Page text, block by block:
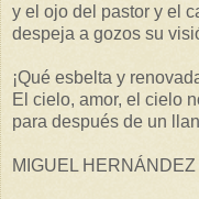
y el ojo del pastor y el
despeja a gozos su
¡Qué esbelta y
El cielo, amor, el cielo
para después de un
MIGUEL HERNÁNDEZ